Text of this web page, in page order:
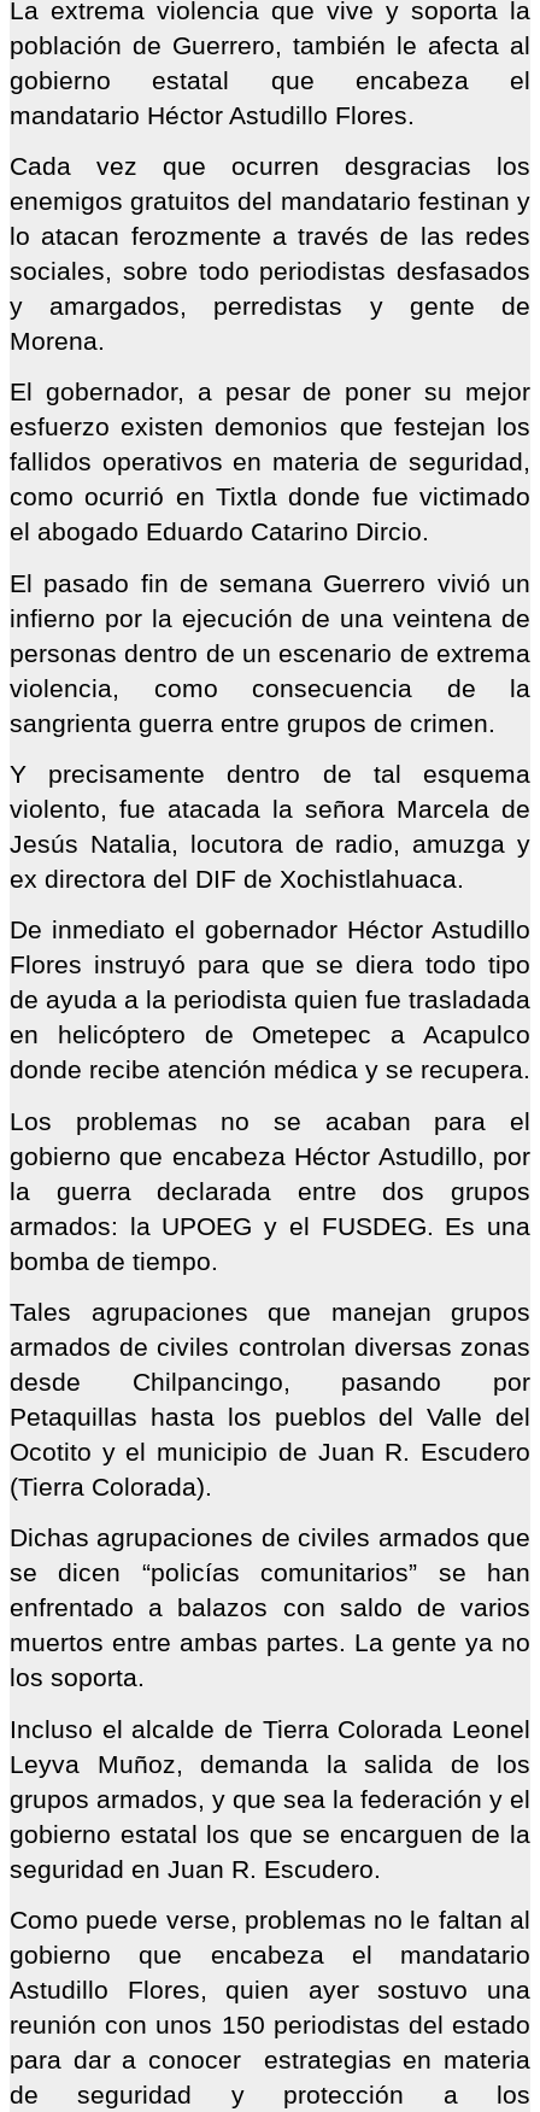
La extrema violencia que vive y soporta la
población de Guerrero, también le afecta al
gobierno estatal que encabeza el
mandatario Héctor Astudillo Flores.
Cada vez que ocurren desgracias los
enemigos gratuitos del mandatario festinan y
lo atacan ferozmente a través de las redes
sociales, sobre todo periodistas desfasados
y amargados, perredistas y gente de
Morena.
El gobernador, a pesar de poner su mejor
esfuerzo existen demonios que festejan los
fallidos operativos en materia de seguridad,
como ocurrió en Tixtla donde fue victimado
el abogado Eduardo Catarino Dircio.
El pasado fin de semana Guerrero vivió un
infierno por la ejecución de una veintena de
personas dentro de un escenario de extrema
violencia, como consecuencia de la
sangrienta guerra entre grupos de crimen.
Y precisamente dentro de tal esquema
violento, fue atacada la señora Marcela de
Jesús Natalia, locutora de radio, amuzga y
ex directora del DIF de Xochistlahuaca.
De inmediato el gobernador Héctor Astudillo
Flores instruyó para que se diera todo tipo
de ayuda a la periodista quien fue trasladada
en helicóptero de Ometepec a Acapulco
donde recibe atención médica y se recupera.
Los problemas no se acaban para el
gobierno que encabeza Héctor Astudillo, por
la guerra declarada entre dos grupos
armados: la UPOEG y el FUSDEG. Es una
bomba de tiempo.
Tales agrupaciones que manejan grupos
armados de civiles controlan diversas zonas
desde Chilpancingo, pasando por
Petaquillas hasta los pueblos del Valle del
Ocotito y el municipio de Juan R. Escudero
(Tierra Colorada).
Dichas agrupaciones de civiles armados que
se dicen “policías comunitarios” se han
enfrentado a balazos con saldo de varios
muertos entre ambas partes. La gente ya no
los soporta.
Incluso el alcalde de Tierra Colorada Leonel
Leyva Muñoz, demanda la salida de los
grupos armados, y que sea la federación y el
gobierno estatal los que se encarguen de la
seguridad en Juan R. Escudero.
Como puede verse, problemas no le faltan al
gobierno que encabeza el mandatario
Astudillo Flores, quien ayer sostuvo una
reunión con unos 150 periodistas del estado
para dar a conocer estrategias en materia
de seguridad y protección a los